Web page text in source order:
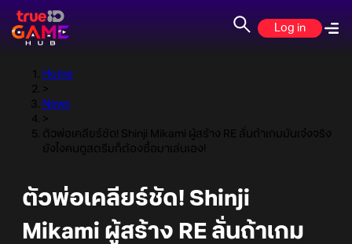
Log in
Home
>
News
>
ตัวพ่อเคลียร์ชัด! Shinji Mikami ผู้สร้าง RE ลั่นถ้าเกมมันเจ๋งจริง
ยังไงคนดูสตรีมก็ต้องซื้อมาเล่นเอง!
ตัวพ่อเคลียร์ชัด! Shinji
Mikami ผู้สร้าง RE ลั่นถ้าเกม